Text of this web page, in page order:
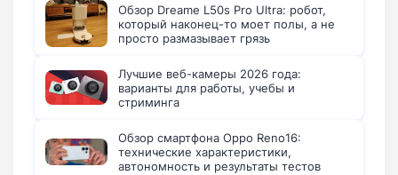
Обзор Dreame L50s Pro Ultra: робот,
который наконец-то моет полы, а не
просто размазывает грязь
Лучшие веб-камеры 2026 года:
варианты для работы, учебы и
стриминга
Обзор смартфона Oppo Reno16:
технические характеристики,
автономность и результаты тестов